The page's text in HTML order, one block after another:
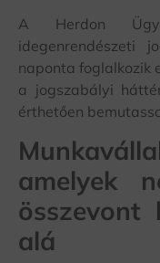
A Herdon
idegenrendészeti
naponta foglalkozik
a jogszabályi
érthetően
amelyek
összevont
alá